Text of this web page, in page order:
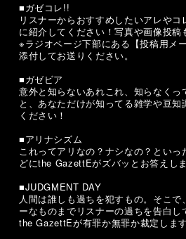
■ガゼコレ!!
リスナーからおすすめしたいアレや
に紹介してください！写真や画像投稿
※ラジオページ下部にある【投稿用メ
添付してお送りください。
■ガゼビア
意外と知らないあれこれ、知らなくっ
と、あなただけが知ってる雑学や豆
ください！
■アリナシズム
これってアリなの？ナシなの？といっ
どにthe GazettEがズバッとお答えし
■JUDGMENT DAY
人間は誰しも過ちを犯すもの。そこ
ーなものまでリスナーの過ちを告白
the GazettEが有罪か無罪か裁定しま